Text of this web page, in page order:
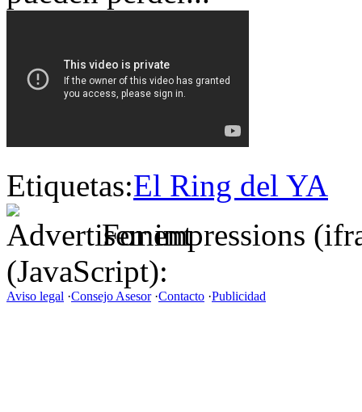
Etiquetas:El Ring del YA
For impressions
(JavaScript):
Aviso legal ·Consejo Asesor·Contacto ·Publicidad